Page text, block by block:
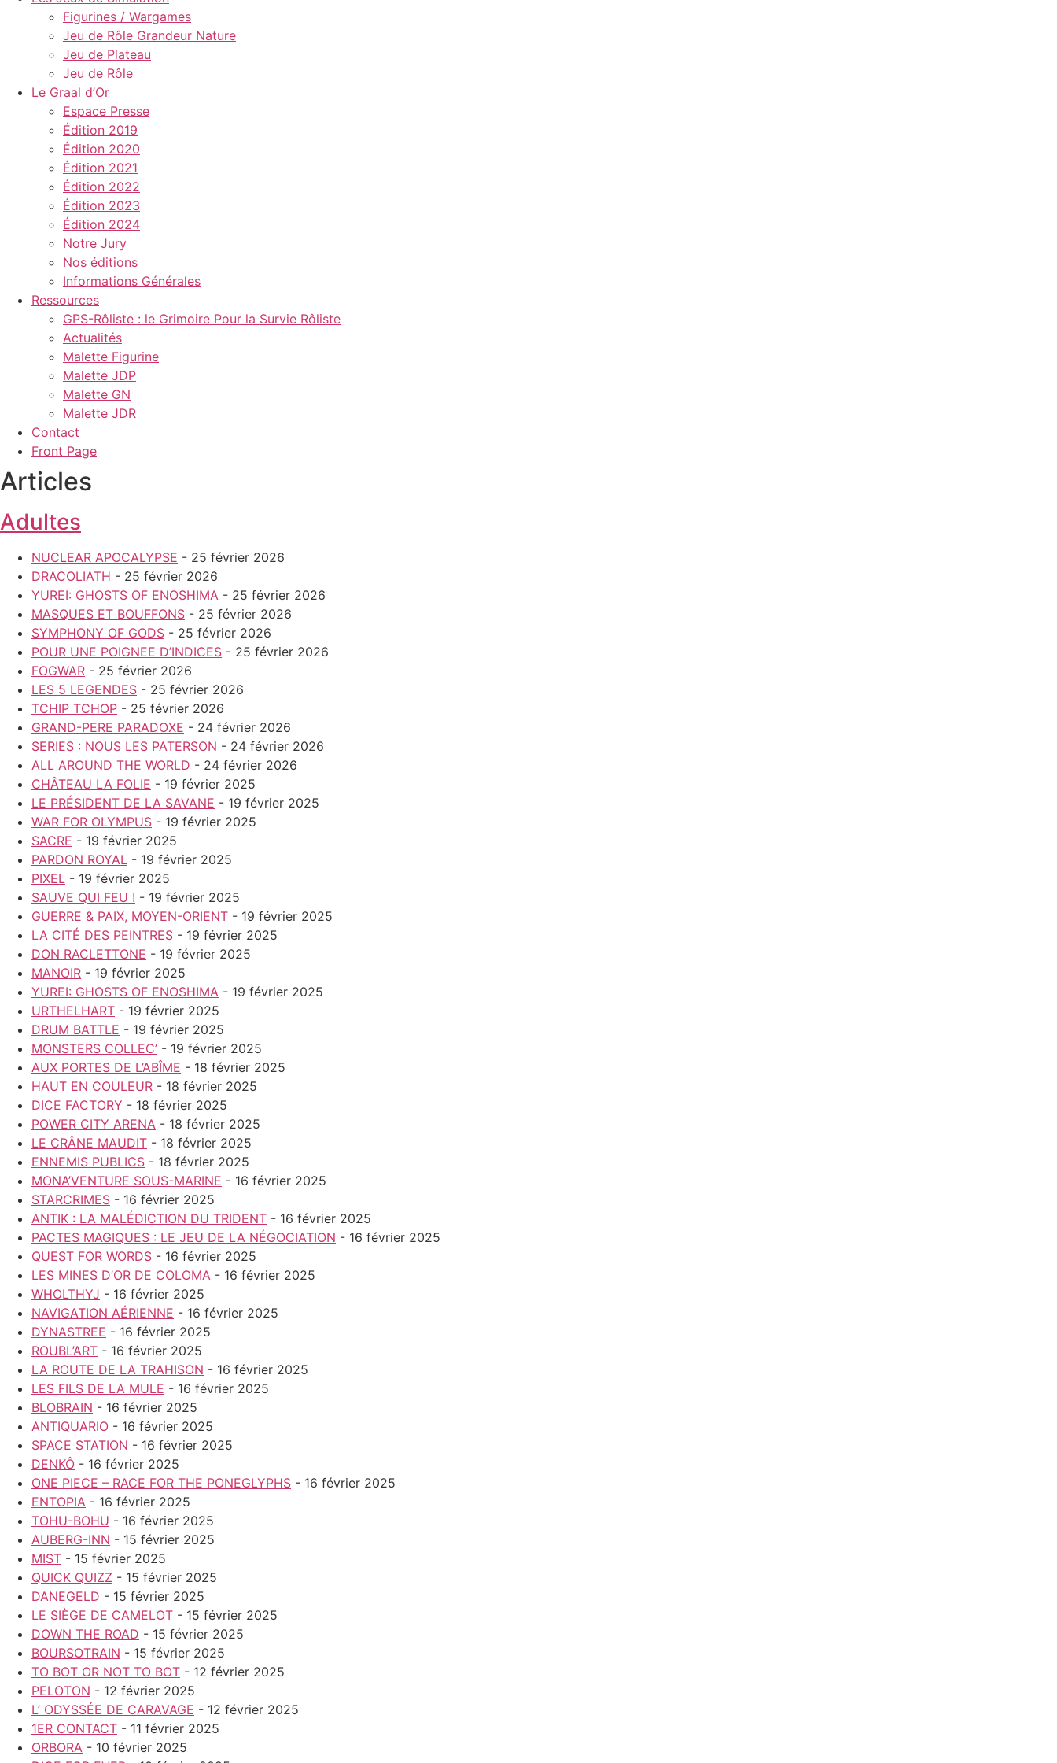
Figurines / Wargames
Jeu de Rôle Grandeur Nature
Jeu de Plateau
Jeu de Rôle
Le Graal d’Or
Espace Presse
Édition 2019
Édition 2020
Édition 2021
Édition 2022
Édition 2023
Édition 2024
Notre Jury
Nos éditions
Informations Générales
Ressources
GPS-Rôliste : le Grimoire Pour la Survie Rôliste
Actualités
Malette Figurine
Malette JDP
Malette GN
Malette JDR
Contact
Front Page
Articles
Adultes
NUCLEAR APOCALYPSE - 25 février 2026
DRACOLIATH - 25 février 2026
YUREI: GHOSTS OF ENOSHIMA - 25 février 2026
MASQUES ET BOUFFONS - 25 février 2026
SYMPHONY OF GODS - 25 février 2026
POUR UNE POIGNEE D’INDICES - 25 février 2026
FOGWAR - 25 février 2026
LES 5 LEGENDES - 25 février 2026
TCHIP TCHOP - 25 février 2026
GRAND-PERE PARADOXE - 24 février 2026
SERIES : NOUS LES PATERSON - 24 février 2026
ALL AROUND THE WORLD - 24 février 2026
CHÂTEAU LA FOLIE - 19 février 2025
LE PRÉSIDENT DE LA SAVANE - 19 février 2025
WAR FOR OLYMPUS - 19 février 2025
SACRE - 19 février 2025
PARDON ROYAL - 19 février 2025
PIXEL - 19 février 2025
SAUVE QUI FEU ! - 19 février 2025
GUERRE & PAIX, MOYEN-ORIENT - 19 février 2025
LA CITÉ DES PEINTRES - 19 février 2025
DON RACLETTONE - 19 février 2025
MANOIR - 19 février 2025
YUREI: GHOSTS OF ENOSHIMA - 19 février 2025
URTHELHART - 19 février 2025
DRUM BATTLE - 19 février 2025
MONSTERS COLLEC’ - 19 février 2025
AUX PORTES DE L’ABÎME - 18 février 2025
HAUT EN COULEUR - 18 février 2025
DICE FACTORY - 18 février 2025
POWER CITY ARENA - 18 février 2025
LE CRÂNE MAUDIT - 18 février 2025
ENNEMIS PUBLICS - 18 février 2025
MONA’VENTURE SOUS-MARINE - 16 février 2025
STARCRIMES - 16 février 2025
ANTIK : LA MALÉDICTION DU TRIDENT - 16 février 2025
PACTES MAGIQUES : LE JEU DE LA NÉGOCIATION - 16 février 2025
QUEST FOR WORDS - 16 février 2025
LES MINES D’OR DE COLOMA - 16 février 2025
WHOLTHYJ - 16 février 2025
NAVIGATION AÉRIENNE - 16 février 2025
DYNASTREE - 16 février 2025
ROUBL’ART - 16 février 2025
LA ROUTE DE LA TRAHISON - 16 février 2025
LES FILS DE LA MULE - 16 février 2025
BLOBRAIN - 16 février 2025
ANTIQUARIO - 16 février 2025
SPACE STATION - 16 février 2025
DENKÔ - 16 février 2025
ONE PIECE – RACE FOR THE PONEGLYPHS - 16 février 2025
ENTOPIA - 16 février 2025
TOHU-BOHU - 16 février 2025
AUBERG-INN - 15 février 2025
MIST - 15 février 2025
QUICK QUIZZ - 15 février 2025
DANEGELD - 15 février 2025
LE SIÈGE DE CAMELOT - 15 février 2025
DOWN THE ROAD - 15 février 2025
BOURSOTRAIN - 15 février 2025
TO BOT OR NOT TO BOT - 12 février 2025
PELOTON - 12 février 2025
L’ ODYSSÉE DE CARAVAGE - 12 février 2025
1ER CONTACT - 11 février 2025
ORBORA - 10 février 2025